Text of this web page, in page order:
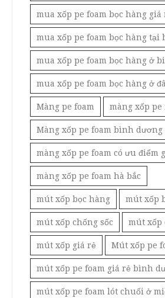
mua xốp pe foam bọc hàng giá
mua xốp pe foam bọc hàng tại
mua xốp pe foam bọc hàng ở
mua xốp pe foam bọc hàng ở
Màng pe foam màng xốp pe
Màng xốp pe foam bình dương
màng xốp pe foam có ưu điểm
màng xốp pe foam hà bắc
mút xốp bọc hàng mút xốp
mút xốp chống sốc mút xốp
mút xốp giá rẻ Mút xốp pe
mút xốp pe foam giá rẻ bình
mút xốp pe foam lót chuối ở